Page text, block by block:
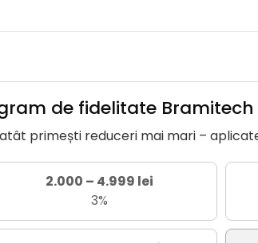
de fidelitate Bramitech
primești reduceri mai mari –
2.000 – 4.999 lei
3%